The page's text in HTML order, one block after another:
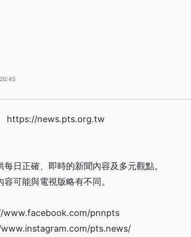
https://news.pts.org.tw
日正確、即時的新聞內容及多元觀點。
可能與電視版略有不同。
www.facebook.com/pnnpts
pts.news/